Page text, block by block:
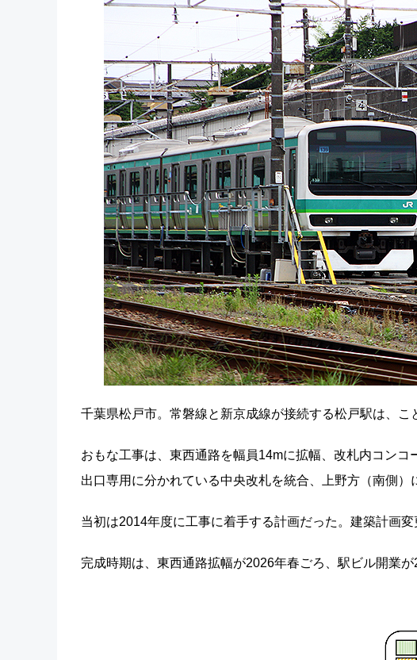
千葉県松戸市。常磐線と新京成線が接続する松戸駅は、こ
おもな工事は、東西通路を幅員14mに拡幅、改札内コン
出口専用に分かれている中央改札を統合、上野方（南側）
当初は2014年度に工事に着手する計画だった。建築計画変
完成時期は、東西通路拡幅が2026年春ごろ、駅ビル開業が